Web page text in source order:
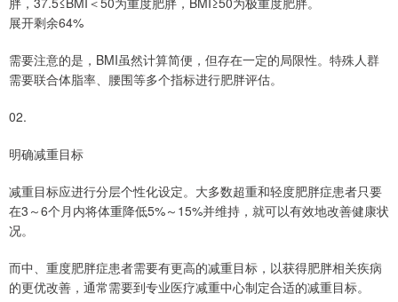
展开剩余64%
需要注意的是，BMI虽然计算简便，但存在一定的局限性。特殊人群
需要联合体脂率、腰围等多个指标进行肥胖评估。
02.
明确减重目标
减重目标应进行分层个性化设定。大多数超重和轻度肥胖症患者只要
在3～6个月内将体重降低5%～15%并维持，就可以有效地改善健康状
况。
而中、重度肥胖症患者需要有更高的减重目标，以获得肥胖相关疾病
的更优改善，通常需要到专业医疗减重中心制定合适的减重目标。